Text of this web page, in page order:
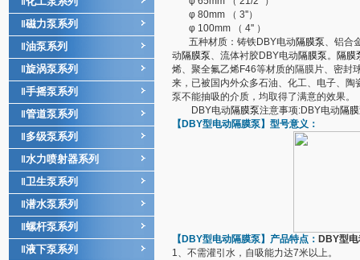
磁力泵系列
油泵系列
旋涡泵系列
手摇泵系列
管道泵系列
多级泵系列
水力喷射器系列
卫生泵系列
潜水泵系列
螺杆泵系列
液下泵系列
φ 80mm （ 3''）
φ 100mm （ 4'' ）
五种材质：铸铁DBY电动隔膜泵、铝合
动隔膜泵、流体衬胶DBY电动隔膜泵。 隔膜
烯、聚全氟乙烯F46等材质的隔膜片、密封
来，已被国内外众多石油、化工、电子、
泵不能抽吸的介质，均取得了满意的效果。
DBY电动隔膜泵注意事项:DBY电动隔
【DBY型电动隔膜泵】型号意义：
【DBY型电动隔膜泵】产品特点： DBY型
1、不需灌引水，自吸能力达7米以上。